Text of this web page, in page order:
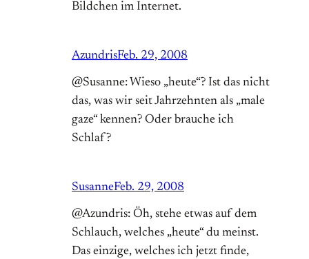
Bildchen im Internet.
AzundrisFeb. 29, 2008
@Susanne: Wieso „heute“? Ist das nicht
das, was wir seit Jahrzehnten als „male
gaze“ kennen? Oder brauche ich
Schlaf?
SusanneFeb. 29, 2008
@Azundris: Öh, stehe etwas auf dem
Schlauch, welches „heute“ du meinst.
Das einzige, welches ich jetzt finde,